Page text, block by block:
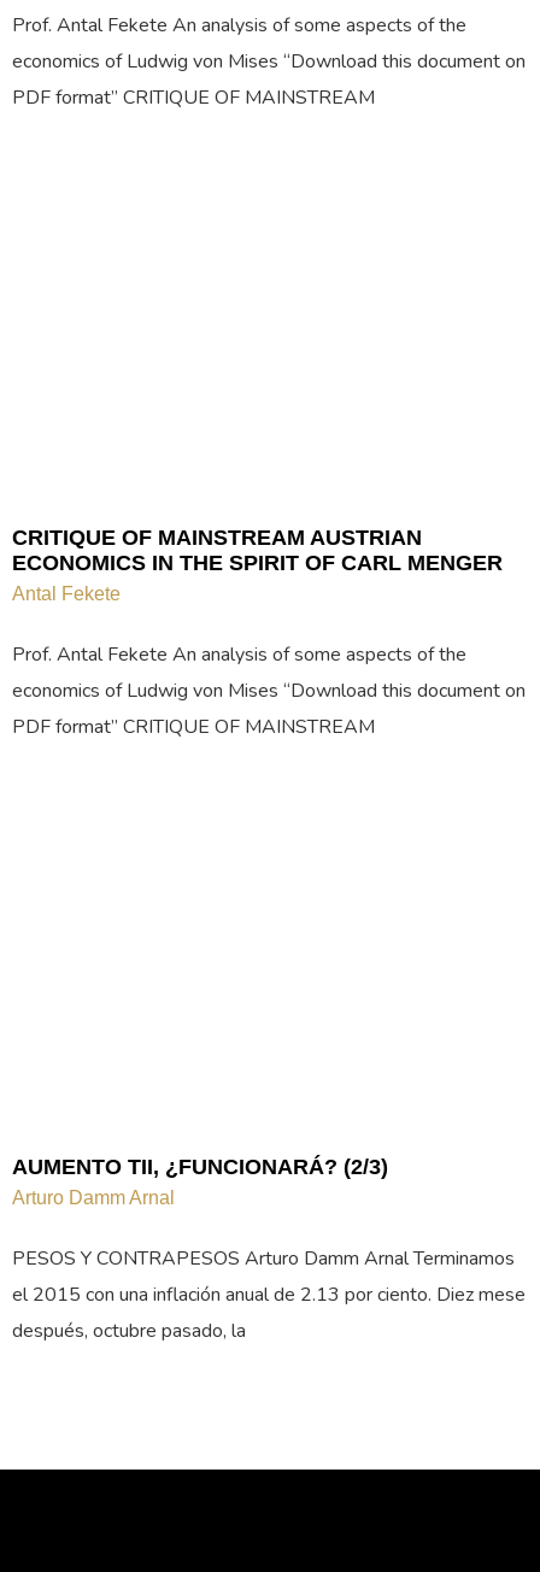
Prof. Antal Fekete An analysis of some aspects of the
economics of Ludwig von Mises “Download this document on
PDF format” CRITIQUE OF MAINSTREAM
CRITIQUE OF MAINSTREAM AUSTRIAN
ECONOMICS IN THE SPIRIT OF CARL MENGER
Antal Fekete
Prof. Antal Fekete An analysis of some aspects of the
economics of Ludwig von Mises “Download this document on
PDF format” CRITIQUE OF MAINSTREAM
AUMENTO TII, ¿FUNCIONARÁ? (2/3)
Arturo Damm Arnal
PESOS Y CONTRAPESOS Arturo Damm Arnal Terminamos
el 2015 con una inflación anual de 2.13 por ciento. Diez mese
después, octubre pasado, la